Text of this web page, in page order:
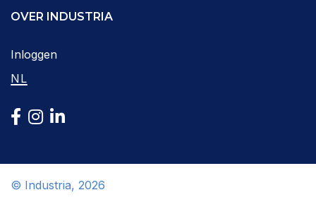
OVER INDUSTRIA
Inloggen
NL
© Industria, 2026